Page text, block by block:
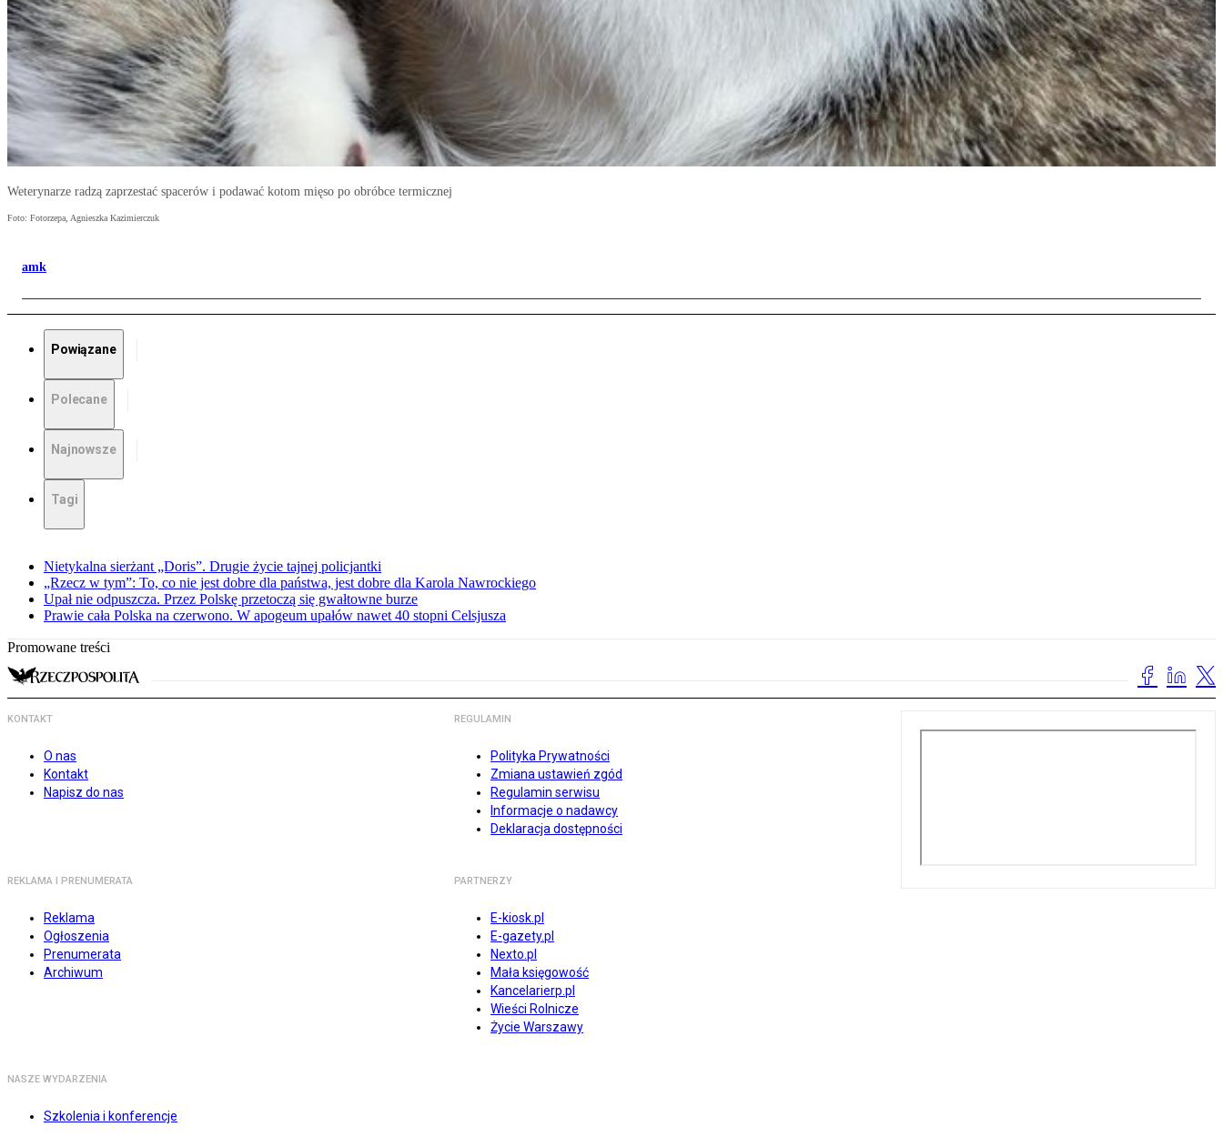
Weterynarze radzą zaprzestać spacerów i podawać kotom mięso po obróbce termicznej
Foto: Fotorzepa, Agnieszka Kazimierczuk
amk
Powiązane
Polecane
Najnowsze
Tagi
Nietykalna sierżant „Doris”. Drugie życie tajnej policjantki
„Rzecz w tym”: To, co nie jest dobre dla państwa, jest dobre dla Karola Nawrockiego
Upał nie odpuszcza. Przez Polskę przetoczą się gwałtowne burze
Prawie cała Polska na czerwono. W apogeum upałów nawet 40 stopni Celsjusza
Promowane treści
KONTAKT
O nas
Kontakt
Napisz do nas
REGULAMIN
Polityka Prywatności
Zmiana ustawień zgód
Regulamin serwisu
Informacje o nadawcy
Deklaracja dostępności
REKLAMA I PRENUMERATA
Reklama
Ogłoszenia
Prenumerata
Archiwum
PARTNERZY
E-kiosk.pl
E-gazety.pl
Nexto.pl
Mała księgowość
Kancelarierp.pl
Wieści Rolnicze
Życie Warszawy
NASZE WYDARZENIA
Szkolenia i konferencje